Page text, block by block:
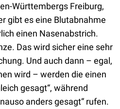
Württembergs Freiburg,
gibt es eine Blutabnahme
einen Nasenabstrich.
Das wird sicher eine sehr
Und auch dann – egal,
wird – werden die einen
gesagt“, während
anders gesagt“ rufen.